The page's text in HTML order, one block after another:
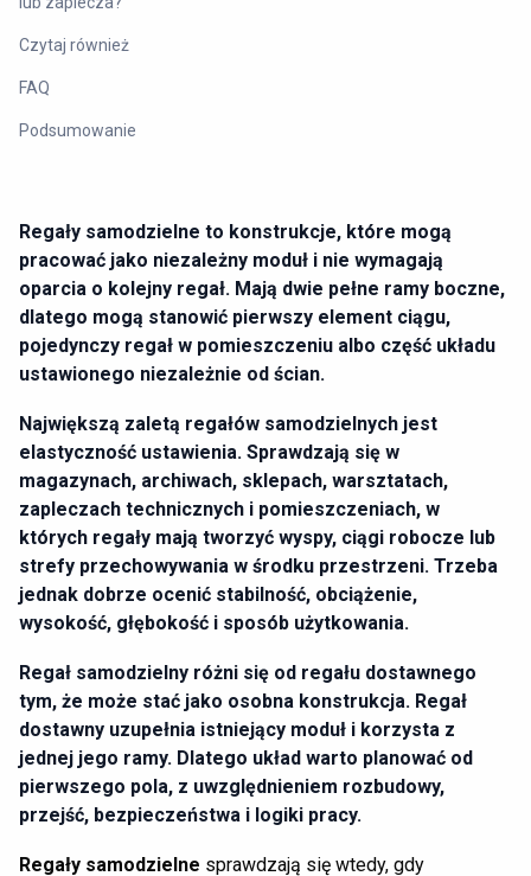
Czytaj również
FAQ
Podsumowanie
Regały samodzielne to konstrukcje, które mogą
pracować jako niezależny moduł i nie wymagają
oparcia o kolejny regał. Mają dwie pełne ramy boczne,
dlatego mogą stanowić pierwszy element ciągu,
pojedynczy regał w pomieszczeniu albo część układu
ustawionego niezależnie od ścian.
Największą zaletą regałów samodzielnych jest
elastyczność ustawienia. Sprawdzają się w
magazynach, archiwach, sklepach, warsztatach,
zapleczach technicznych i pomieszczeniach, w
których regały mają tworzyć wyspy, ciągi robocze lub
strefy przechowywania w środku przestrzeni. Trzeba
jednak dobrze ocenić stabilność, obciążenie,
wysokość, głębokość i sposób użytkowania.
Regał samodzielny różni się od regału dostawnego
tym, że może stać jako osobna konstrukcja. Regał
dostawny uzupełnia istniejący moduł i korzysta z
jednej jego ramy. Dlatego układ warto planować od
pierwszego pola, z uwzględnieniem rozbudowy,
przejść, bezpieczeństwa i logiki pracy.
Regały samodzielne sprawdzają się wtedy, gdy